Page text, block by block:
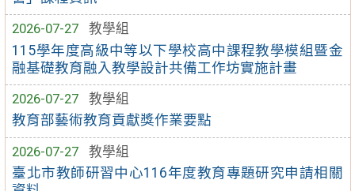
2026-07-27
教學組
115學年度高級中等以下學校高中課程教學模組暨金
融基礎教育融入教學設計共備工作坊實施計畫
2026-07-27
教學組
教育部藝術教育貢獻獎作業要點
2026-07-27
教學組
臺北市教師研習中心116年度教育專題研究申請相關